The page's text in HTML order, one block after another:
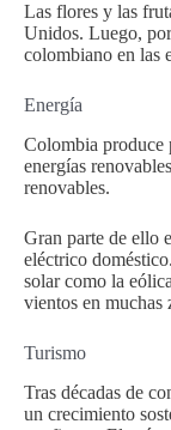
Las flores y las
Unidos. Luego,
colombiano en las
Energía
Colombia produce
energías
renovables.
Gran parte de ello
eléctrico
solar como la
vientos en muchas
Turismo
Tras décadas de
un crecimiento